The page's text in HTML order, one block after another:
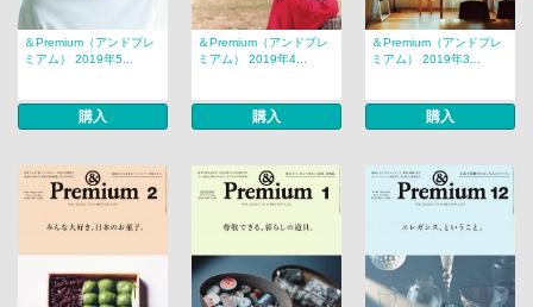
＆Premium（アンドプレ
ミアム） 2019年5...
購入
＆Premium（アンドプレ
ミアム） 2019年4...
購入
＆Premium（アンドプレ
ミアム） 2019年3...
購入